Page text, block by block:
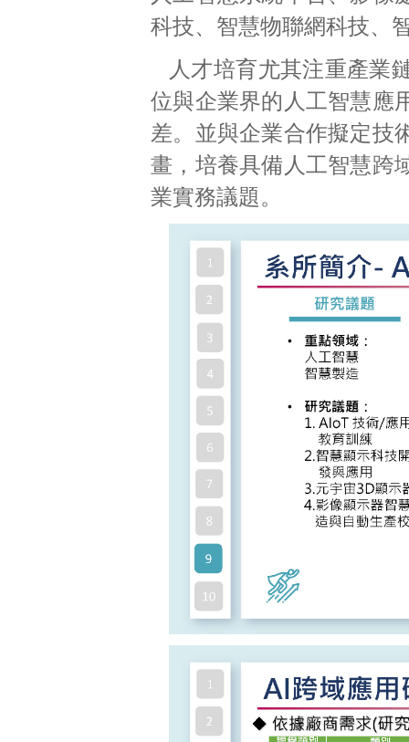
科技、智慧物聯網科技、
人才培育尤其注重產業
位與企業界的人工智慧應
差。並與企業合作擬定技
畫，培養具備人工智慧跨
業實務議題。